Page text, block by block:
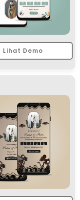
Lihat Demo